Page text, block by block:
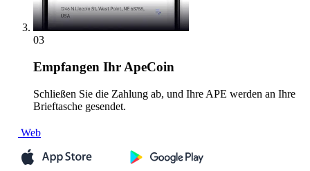
03
Empfangen Ihr ApeCoin
Schließen Sie die Zahlung ab, und Ihre APE werden an Ihre
Brieftasche gesendet.
Web